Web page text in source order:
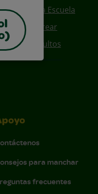
A La Escuela
Para Colorear
Para Adultos
para manchar
frecuentes